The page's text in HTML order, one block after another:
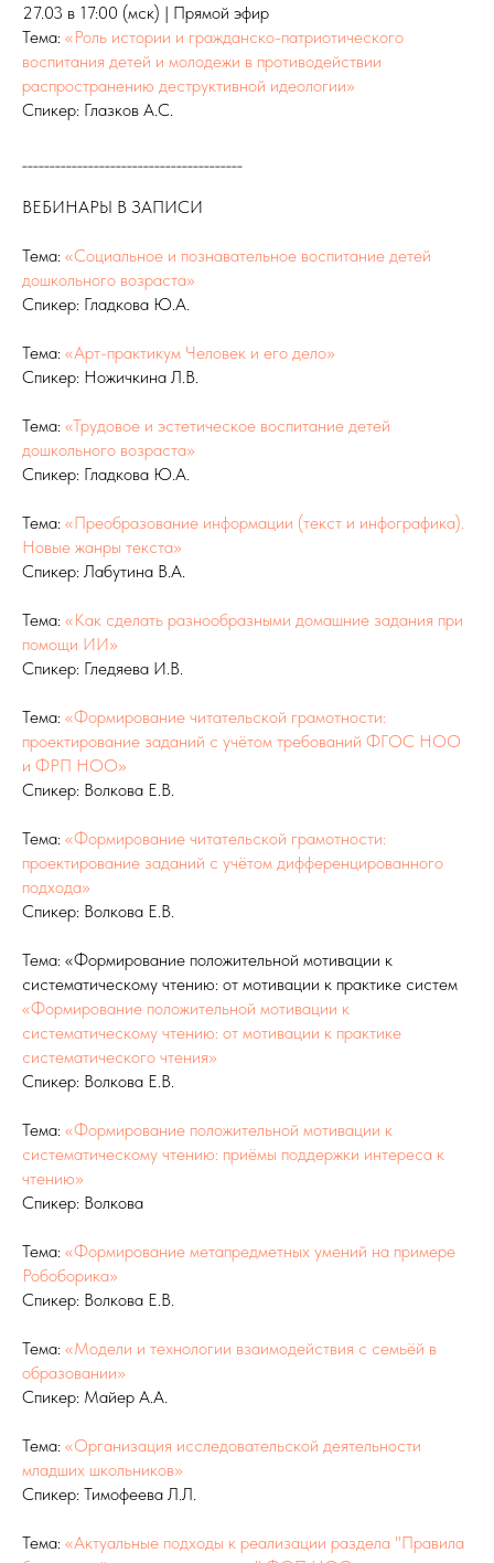
27.03 в 17:00 (мск) | Прямой эфир
Тема: «Роль истории и гражданско-патриотического
воспитания детей и молодежи в противодействии
распространению деструктивной идеологии»
Спикер: Глазков А.С.
ВЕБИНАРЫ В ЗАПИСИ
Тема: «Социальное и познавательное воспитание детей
дошкольного возраста»
Спикер: Гладкова Ю.А.
Тема: «Арт-практикум Человек и его дело»
Спикер: Ножичкина Л.В.
Тема: «Трудовое и эстетическое воспитание детей
дошкольного возраста»
Спикер: Гладкова Ю.А.
Тема: «Преобразование информации (текст и инфографика).
Новые жанры текста»
Спикер: Лабутина В.А.
Тема: «Как сделать разнообразными домашние задания при
помощи ИИ»
Спикер: Гледяева И.В.
Тема: «Формирование читательской грамотности:
проектирование заданий с учётом требований ФГОС НОО
и ФРП НОО»
Спикер: Волкова Е.В.
Тема: «Формирование читательской грамотности:
проектирование заданий с учётом дифференцированного
подхода»
Спикер: Волкова Е.В.
Тема: «Формирование положительной мотивации к
систематическому чтению: от мотивации к практике систем
«Формирование положительной мотивации к
систематическому чтению: от мотивации к практике
систематического чтения»
Спикер: Волкова Е.В.
Тема: «Формирование положительной мотивации к
систематическому чтению: приёмы поддержки интереса к
чтению»
Спикер: Волкова
Тема: «Формирование метапредметных умений на примере
Робоборика»
Спикер: Волкова Е.В.
Тема: «Модели и технологии взаимодействия с семьёй в
образовании»
Спикер: Майер А.А.
Тема: «Организация исследовательской деятельности
младших школьников»
Спикер: Тимофеева Л.Л.
Тема: «Актуальные подходы к реализации раздела "Правила